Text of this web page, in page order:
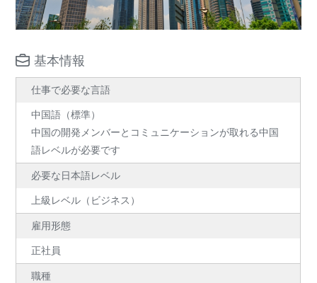
基本情報
仕事で必要な言語
中国語（標準）
中国の開発メンバーとコミュニケーションが取れる中国
語レベルが必要です
必要な日本語レベル
上級レベル（ビジネス）
雇用形態
正社員
職種